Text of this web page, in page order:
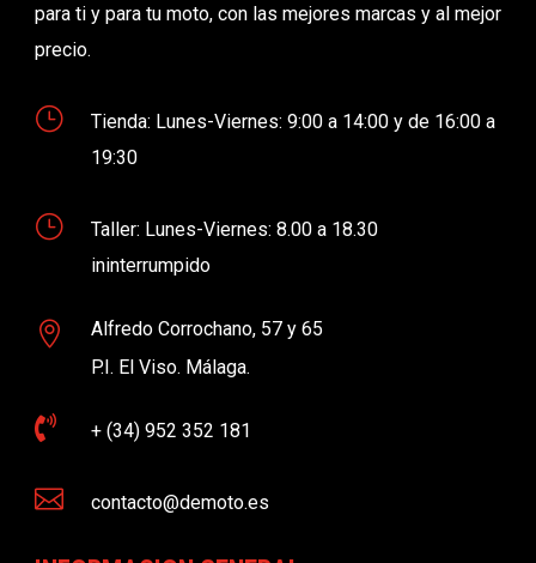
para ti y para tu moto, con las mejores marcas y al mejor
precio.
}
Tienda: Lunes-Viernes: 9:00 a 14:00 y de 16:00 a
19:30
}
Taller: Lunes-Viernes: 8.00 a 18.30
ininterrumpido

Alfredo Corrochano, 57 y 65
P.I. El Viso. Málaga.
 + (34) 952 352 181
 contacto@demoto.es